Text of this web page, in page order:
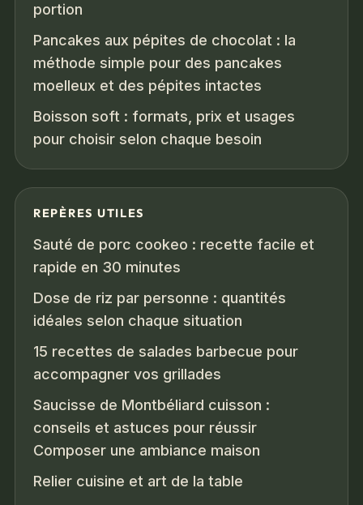
portion
Pancakes aux pépites de chocolat : la
méthode simple pour des pancakes
moelleux et des pépites intactes
Boisson soft : formats, prix et usages
pour choisir selon chaque besoin
REPÈRES UTILES
Sauté de porc cookeo : recette facile et
rapide en 30 minutes
Dose de riz par personne : quantités
idéales selon chaque situation
15 recettes de salades barbecue pour
accompagner vos grillades
Saucisse de Montbéliard cuisson :
conseils et astuces pour réussir
Composer une ambiance maison
Relier cuisine et art de la table